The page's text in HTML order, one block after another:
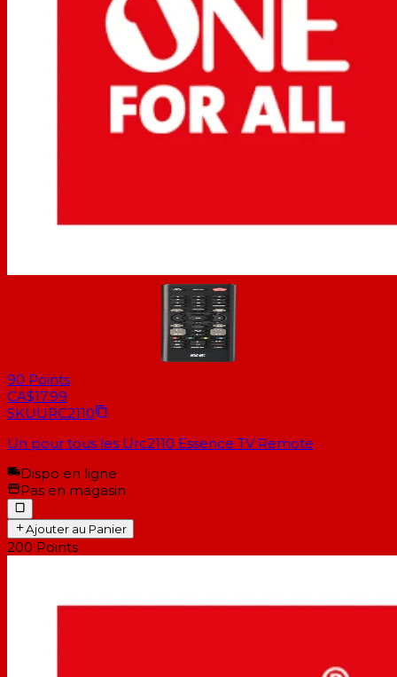
90 Points
CA$17.99
SKUURC2110
Un pour tous les Urc2110 Essence TV Remote
Dispo en ligne
Pas en magasin
Ajouter au Panier
200 Points